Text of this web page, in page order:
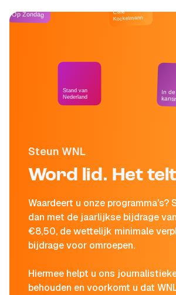
Steun WNL
Word lid. Het
Waardeert u onze programma's?
dan met de jaarlijkse bijdrage
€8,50, de wettelijk minimale
bijdrage voor omroepen.
Hiermee helpt u ons
behouden en voorkomt u dat
Op Zondag
Stand van
Nederland
Café
Kockelmann
In de